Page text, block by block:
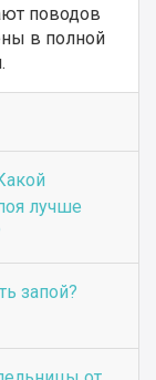
поводов
в полной
лучше
запой?